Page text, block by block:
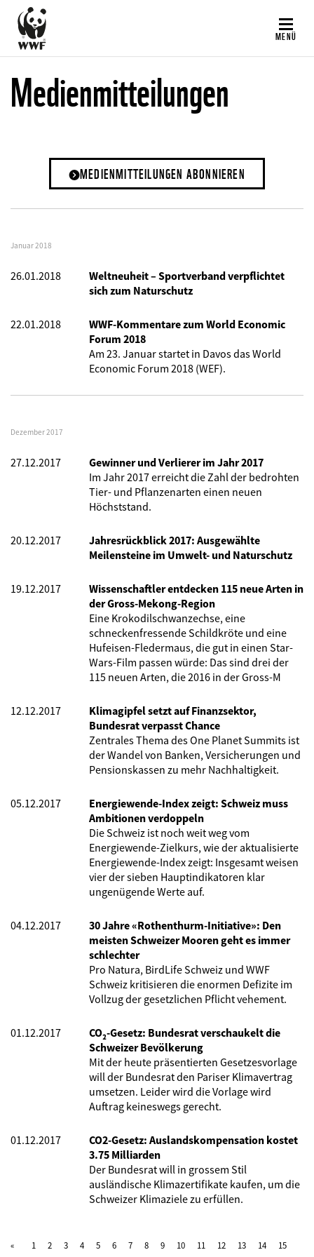
Direkt
zum
Inhalt
MENÜ
Medienmitteilungen
MEDIENMITTEILUNGEN ABONNIEREN
Januar 2018
26.01.2018
Weltneuheit – Sportverband verpflichtet
sich zum Naturschutz
22.01.2018
WWF-Kommentare zum World Economic
Forum 2018
Am 23. Januar startet in Davos das World
Economic Forum 2018 (WEF).
Dezember 2017
27.12.2017
Gewinner und Verlierer im Jahr 2017
Im Jahr 2017 erreicht die Zahl der bedrohten
Tier- und Pflanzenarten einen neuen
Höchststand.
20.12.2017
Jahresrückblick 2017: Ausgewählte
Meilensteine im Umwelt- und Naturschutz
19.12.2017
Wissenschaftler entdecken 115 neue Arten in
der Gross-Mekong-Region
Eine Krokodilschwanzechse, eine
schneckenfressende Schildkröte und eine
Hufeisen-Fledermaus, die gut in einen Star-
Wars-Film passen würde: Das sind drei der
115 neuen Arten, die 2016 in der Gross-M
12.12.2017
Klimagipfel setzt auf Finanzsektor,
Bundesrat verpasst Chance
Zentrales Thema des One Planet Summits ist
der Wandel von Banken, Versicherungen und
Pensionskassen zu mehr Nachhaltigkeit.
05.12.2017
Energiewende-Index zeigt: Schweiz muss
Ambitionen verdoppeln
Die Schweiz ist noch weit weg vom
Energiewende-Zielkurs, wie der aktualisierte
Energiewende-Index zeigt: Insgesamt weisen
vier der sieben Hauptindikatoren klar
ungenügende Werte auf.
04.12.2017
30 Jahre «Rothenthurm-Initiative»: Den
meisten Schweizer Mooren geht es immer
schlechter
Pro Natura, BirdLife Schweiz und WWF
Schweiz kritisieren die enormen Defizite im
Vollzug der gesetzlichen Pflicht vehement.
01.12.2017
CO₂-Gesetz: Bundesrat verschaukelt die
Schweizer Bevölkerung
Mit der heute präsentierten Gesetzesvorlage
will der Bundesrat den Pariser Klimavertrag
umsetzen. Leider wird die Vorlage wird
Auftrag keineswegs gerecht.
01.12.2017
CO2-Gesetz: Auslandskompensation kostet
3.75 Milliarden
Der Bundesrat will in grossem Stil
ausländische Klimazertifikate kaufen, um die
Schweizer Klimaziele zu erfüllen.
1 2 3 4 5 6 7 8 9 10 11 12 13 14
15